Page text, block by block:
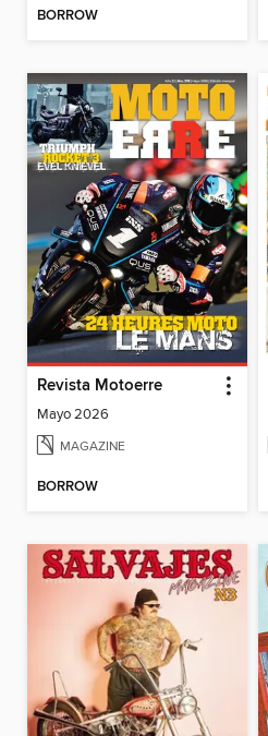
BORROW
Revista Motoerre
Mayo 2026
MAGAZINE
BORROW